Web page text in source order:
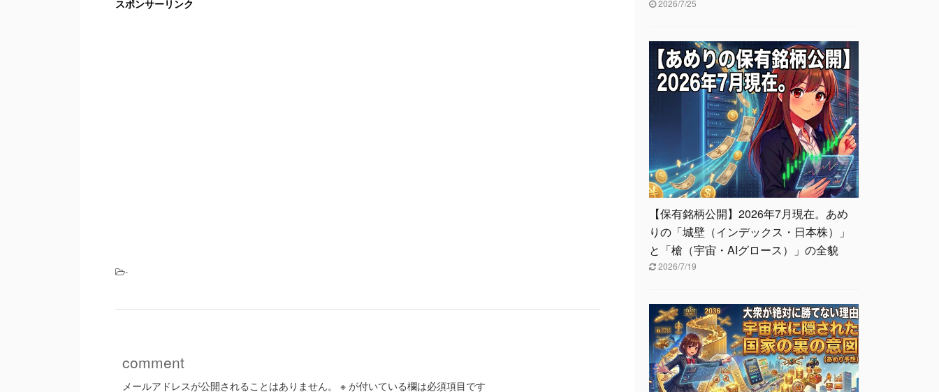
スポンサーリンク
-
comment
メールアドレスが公開されることはありません。 ※ が付いている欄は必須項目です
2026/7/25
【保有銘柄公開】2026年7月現在。あめ
りの「城壁（インデックス・日本株）」
と「槍（宇宙・AIグロース）」の全貌
2026/7/19